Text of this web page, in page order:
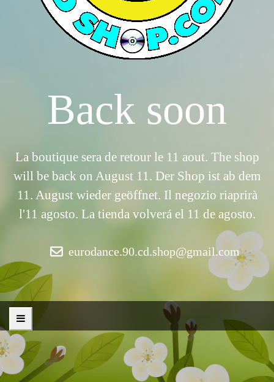
Back soon
La boutique sera de retour le 11 aout. The shop
will be back on August 11. Der Shop ist ab dem
11. August wieder geöffnet. Il negozio riaprirà
l'11 agosto. La tienda volverá el 11 de agosto.
eurodance.90.cd.shop@gmail.com